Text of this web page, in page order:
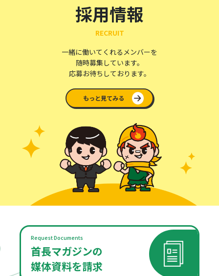
採用情報
RECRUIT
一緒に働いてくれるメンバーを
随時募集しています。
応募お待ちしております。
もっと見てみる
Request Documents
首長マガジンの
媒体資料を請求